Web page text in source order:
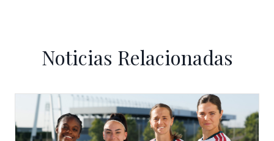
Noticias Relacionadas